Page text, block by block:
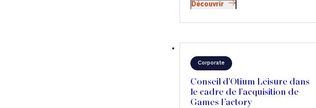
Découvrir
Corporate
Conseil d'Otium Leisure dans
le cadre de l’acquisition de
Games Factory